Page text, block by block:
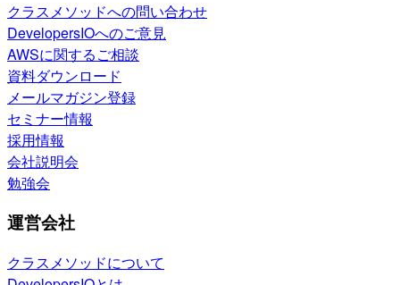
クラスメソッドへの問い合わせ
DevelopersIOへのご意見
AWSに関するご相談
資料ダウンロード
メールマガジン登録
セミナー情報
採用情報
会社説明会
勉強会
運営会社
クラスメソッドについて